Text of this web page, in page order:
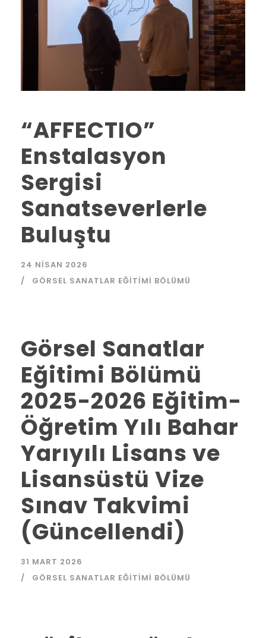
“AFFECTIO”
Enstalasyon
Sergisi
Sanatseverlerle
Buluştu
24 NISAN 2026
GÖRSEL SANATLAR EĞITIMI BÖLÜMÜ
Görsel Sanatlar
Eğitimi Bölümü
2025-2026 Eğitim-
Öğretim Yılı Bahar
Yarıyılı Lisans ve
Lisansüstü Vize
Sınav Takvimi
(Güncellendi)
31 MART 2026
GÖRSEL SANATLAR EĞITIMI BÖLÜMÜ